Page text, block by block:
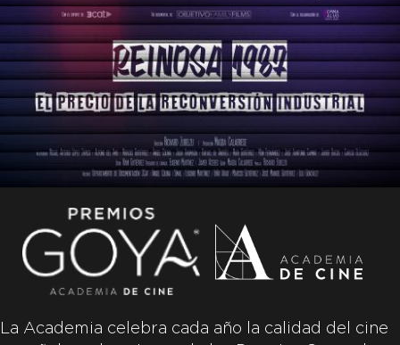
La Academia celebra cada año la calidad del cine